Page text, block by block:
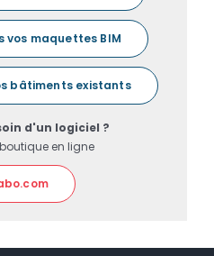
vos maquettes BIM
bâtiments existants
d'un logiciel ?
en ligne